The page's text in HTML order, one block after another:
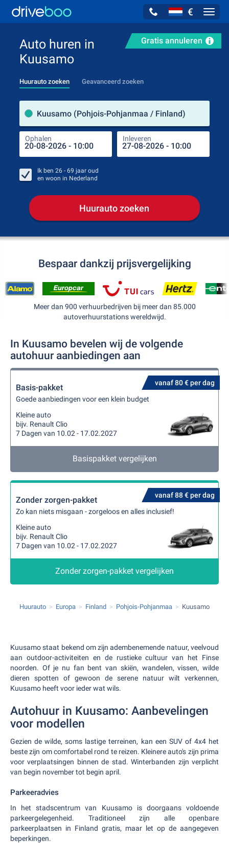
€
Gratis annuleren
Auto huren in
Kuusamo
Huurauto zoeken Geavanceerd zoeken
Kuusamo (Pohjois-Pohjanmaa / Finland)
Ophalen Inleveren
Ik ben 26 - 69 jaar oud
en woon in Nederland
Huurauto zoeken
Bespaar dankzij prijsvergelijking
Meer dan 900 verhuurbedrijven bij meer dan 85.000
autoverhuurstations wereldwijd.
In Kuusamo bevelen wij de volgende
autohuur aanbiedingen aan
vanaf 80 € per dag
Basis-pakket
Goede aanbiedingen voor een klein budget
Kleine auto
bijv. Renault Clio
7 Dagen van 10.02 - 17.02.2027
Basispakket vergelijken
vanaf 88 € per dag
Zonder zorgen-pakket
Zo kan niets misgaan - zorgeloos en alles inclusief!
Kleine auto
bijv. Renault Clio
7 Dagen van 10.02 - 17.02.2027
Zonder zorgen-pakket vergelijken
Huurauto Europa Finland Pohjois-Pohjanmaa Kuusamo
Kuusamo staat bekend om zijn adembenemende natuur, veelvoud
aan outdoor-activiteiten en de rustieke cultuur van het Finse
noorden. Of je nu fan bent van skiën, wandelen, vissen, wilde
dieren spotten of gewoon de serene natuur wilt verkennen,
Kuusamo heeft voor ieder wat wils.
Autohuur in Kuusamo: Aanbevelingen
voor modellen
Gezien de wilde, soms lastige terreinen, kan een SUV of 4x4 het
beste zijn om comfortabel rond te reizen. Kleinere auto's zijn prima
voor verplaatsingen binnen de stad. Winterbanden zijn verplicht
van begin november tot begin april.
Parkeeradvies
In het stadscentrum van Kuusamo is doorgaans voldoende
parkeergelegenheid. Traditioneel zijn alle openbare
parkeerplaatsen in Finland gratis, maar let op de aangegeven
beperkingen.